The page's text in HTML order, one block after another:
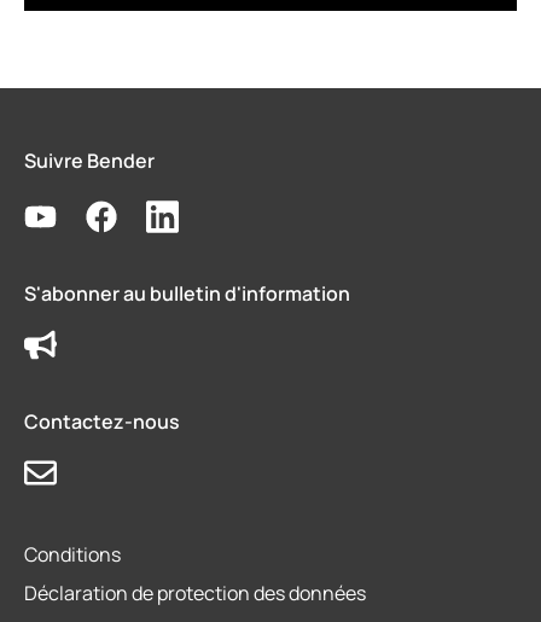
Suivre Bender
S'abonner au bulletin d'information
Contactez-nous
Conditions
Déclaration de protection des données